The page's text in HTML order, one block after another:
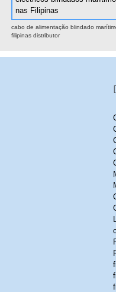
cabo de alimentação blindado
filipinas distributor